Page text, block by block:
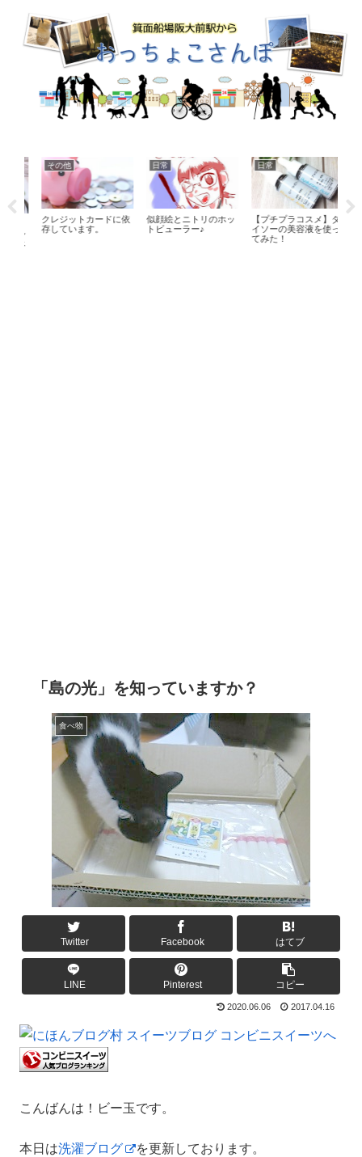
その他
クレジットカードに依
存しています。
日常
似顔絵とニトリのホッ
トビューラー♪
日常
【プチプラコスメ】ダ
イソーの美容液を使っ
てみた！
「島の光」を知っていますか？
食べ物
Twitter Facebook はてブ
LINE Pinterest コピー
2020.06.06 2017.04.16
こんばんは！ビー玉です。
本日は洗濯ブログ
を更新しております。